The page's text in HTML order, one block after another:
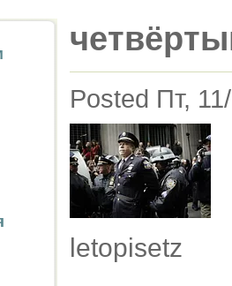
Posted Пт,
letopisetz